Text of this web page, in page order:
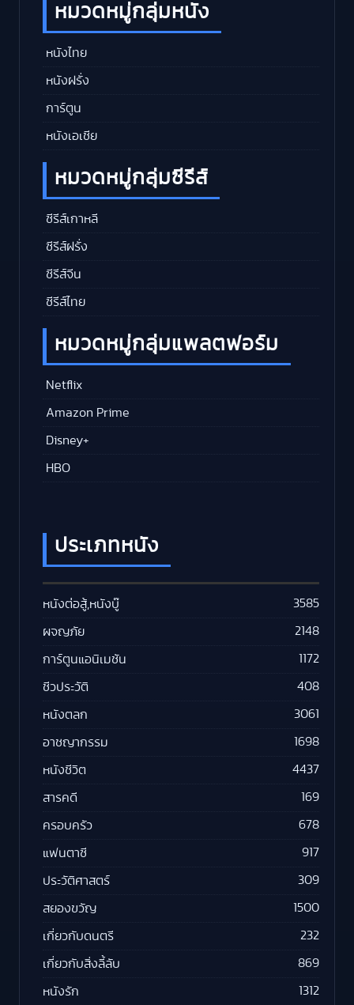
หมวดหมู่กลุ่มหนัง
หนังไทย
หนังฝรั่ง
การ์ตูน
หนังเอเชีย
หมวดหมู่กลุ่มซีรีส์
ซีรีส์เกาหลี
ซีรีส์ฝรั่ง
ซีรีส์จีน
ซีรีส์ไทย
หมวดหมู่กลุ่มแพลตฟอร์ม
Netflix
Amazon Prime
Disney+
HBO
ประเภทหนัง
หนังต่อสู้,หนังบู๊ 3585
ผจญภัย 2148
การ์ตูนแอนิเมชัน 1172
ชีวประวัติ 408
หนังตลก 3061
อาชญากรรม 1698
หนังชีวิต 4437
สารคดี 169
ครอบครัว 678
แฟนตาซี 917
ประวัติศาสตร์ 309
สยองขวัญ 1500
เกี่ยวกับดนตรี 232
เกี่ยวกับสิ่งลี้ลับ 869
หนังรัก 1312